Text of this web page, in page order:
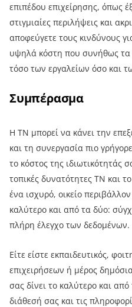
επιπέδου επιχείρησης, όπως
στιγμιαίες περιλήψεις και
αποφεύγετε τους κινδύνους
υψηλά κόστη που συνήθως τα
τόσο των εργαλείων όσο και
Συμπέρασμα
Η ΤΝ μπορεί να κάνει την
και τη συνεργασία πιο
το κόστος της ιδιωτικότητάς
τοπικές δυνατότητες ΤΝ και
ένα ισχυρό, οικείο
καλύτερο και από τα δύο:
πλήρη έλεγχο των δεδομένων.
Είτε είστε εκπαιδευτικός,
επιχειρήσεων ή μέρος
σας δίνει το καλύτερο και
διάθεσή σας και τις